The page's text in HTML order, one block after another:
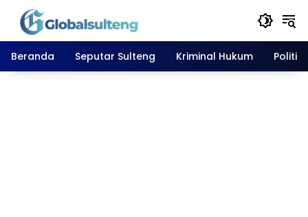
Langsung
konten
Beranda
Seputar Sulteng Kriminal Hukum Politik